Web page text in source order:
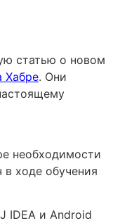
статью о новом
Хабре. Они
необходимости
ходе обучения
IDEA и Android